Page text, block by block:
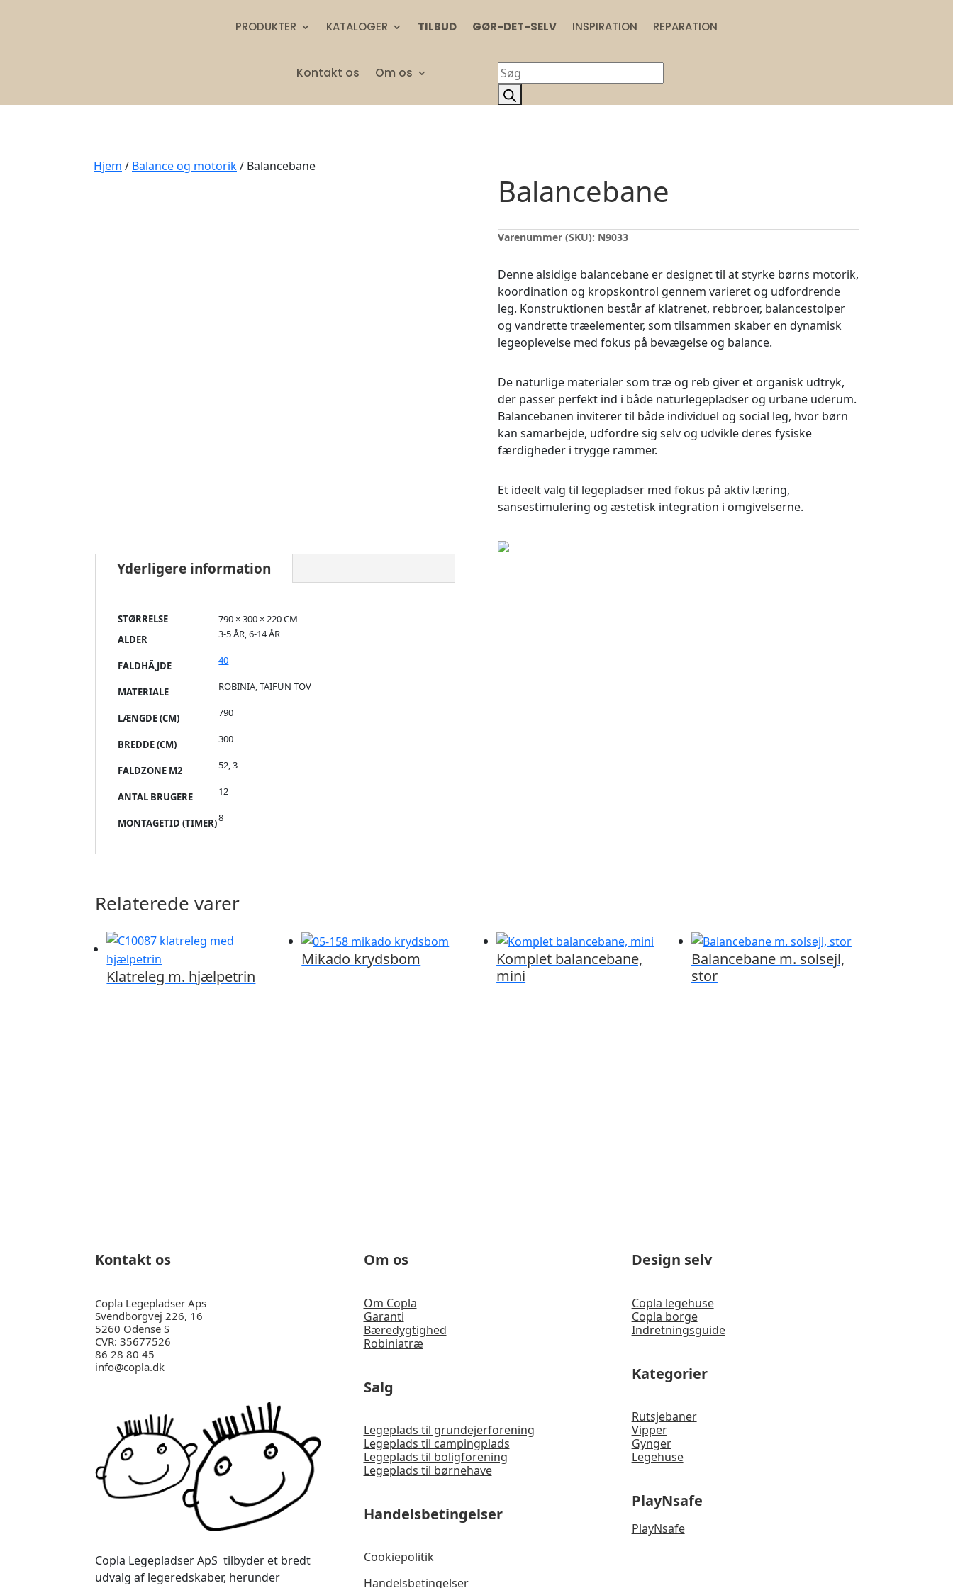
PRODUKTER KATALOGER TILBUD GØR-DET-SELV INSPIRATION REPARATION
Kontakt os Om os
Products
search
Hjem / Balance og motorik/ Balancebane
Balancebane
Varenummer (SKU): N9033
Denne alsidige balancebane er designet til at styrke børns motorik,
koordination og kropskontrol gennem varieret og udfordrende
leg. Konstruktionen består af klatrenet, rebbroer, balancestolper
og vandrette træelementer, som tilsammen skaber en dynamisk
legeoplevelse med fokus på bevægelse og balance.
De naturlige materialer som træ og reb giver et organisk udtryk,
der passer perfekt ind i både naturlegepladser og urbane uderum.
Balancebanen inviterer til både individuel og social leg, hvor børn
kan samarbejde, udfordre sig selv og udvikle deres fysiske
færdigheder i trygge rammer.
Et ideelt valg til legepladser med fokus på aktiv læring,
sansestimulering og æstetisk integration i omgivelserne.
Yderligere information
STØRRELSE
790 × 300 × 220 CM
ALDER
3-5 ÅR, 6-14 ÅR
FALDHÃ¸JDE 40
MATERIALE ROBINIA, TAIFUN TOV
LÆNGDE (CM) 790
BREDDE (CM) 300
FALDZONE M2 52, 3
ANTAL BRUGERE 12
MONTAGETID (TIMER)8
Relaterede varer
Klatreleg m. hjælpetrin
Mikado krydsbom
Komplet balancebane,
mini
Balancebane m. solsejl,
stor
Kontakt os
Copla Legepladser Aps
Svendborgvej 226, 16
5260 Odense S
CVR: 35677526
86 28 80 45
info@copla.dk
Copla Legepladser ApS tilbyder et bredt
udvalg af legeredskaber, herunder
Om os
Om Copla
Garanti
Bæredygtighed
Robiniatræ
Salg
Legeplads til grundejerforening
Legeplads til campingplads
Legeplads til boligforening
Legeplads til børnehave
Handelsbetingelser
Cookiepolitik
Handelsbetingelser
Design selv
Copla legehuse
Copla borge
Indretningsguide
Kategorier
Rutsjebaner
Vipper
Gynger
Legehuse
PlayNsafe
PlayNsafe